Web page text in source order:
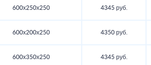
600х250х250 4345 руб.
600х200х250 4350 руб.
600х350х250 4345 руб.